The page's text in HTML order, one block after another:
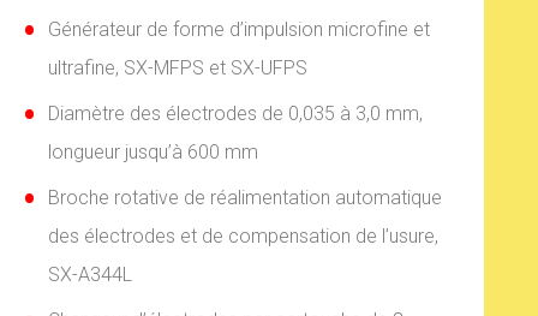
Générateur de forme d’impulsion microfine et
ultrafine, SX-MFPS et SX-UFPS
Diamètre des électrodes de 0,035 à 3,0 mm,
longueur jusqu’à 600 mm
Broche rotative de réalimentation automatique
des électrodes et de compensation de l’usure,
SX-A344L